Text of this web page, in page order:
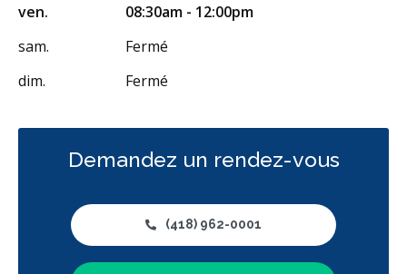
ven.
08:30am - 12:00pm
sam.
Fermé
dim.
Fermé
Demandez un rendez-vous
(418) 962-0001